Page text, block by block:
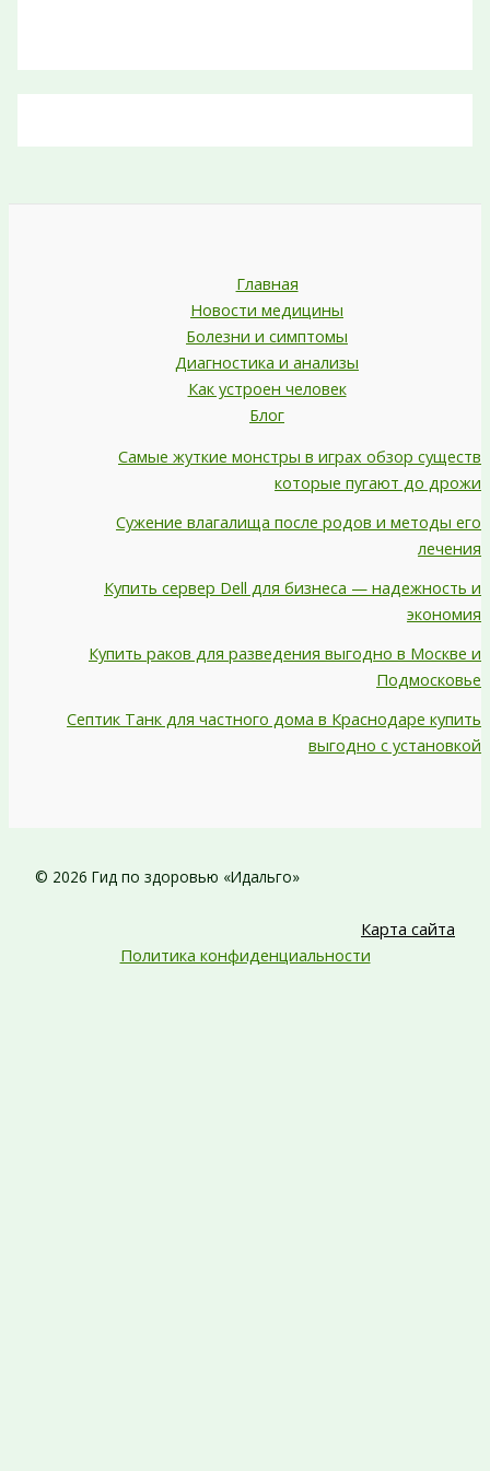
Главная
Новости медицины
Болезни и симптомы
Диагностика и анализы
Как устроен человек
Блог
Самые жуткие монстры в играх обзор существ
которые пугают до дрожи
Сужение влагалища после родов и методы его
лечения
Купить сервер Dell для бизнеса — надежность и
экономия
Купить раков для разведения выгодно в Москве и
Подмосковье
Септик Танк для частного дома в Краснодаре купить
выгодно с установкой
© 2026 Гид по здоровью «Идальго»
Карта сайта
Политика конфиденциальности